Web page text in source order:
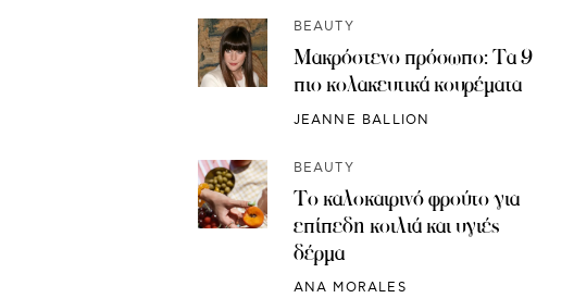
BEAUTY
Μακρόστενο πρόσωπο: Τα 9
πιο κολακευτικά κουρέματα
JEANNE BALLION
BEAUTY
Το καλοκαιρινό φρούτο για
επίπεδη κοιλιά και υγιές
δέρμα
ANA MORALES